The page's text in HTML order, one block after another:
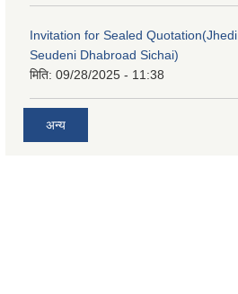
Invitation for Sealed Quotation(Jhedi
Seudeni Dhabroad Sichai)
मिति: 09/28/2025 - 11:38
अन्य